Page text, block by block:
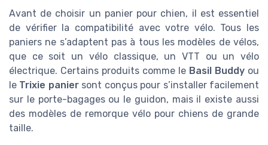
Avant de choisir un panier pour chien, il est essentiel
de vérifier la compatibilité avec votre vélo. Tous les
paniers ne s’adaptent pas à tous les modèles de vélos,
que ce soit un vélo classique, un VTT ou un vélo
électrique. Certains produits comme le Basil Buddy ou
le Trixie paniersont conçus pour s’installer facilement
sur le porte-bagages ou le guidon, mais il existe aussi
des modèles de remorque vélo pour chiens de grande
taille.